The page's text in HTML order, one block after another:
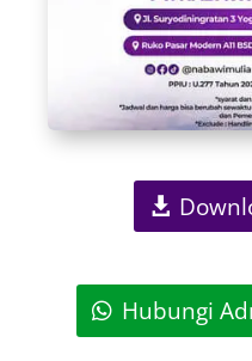
Hubungi